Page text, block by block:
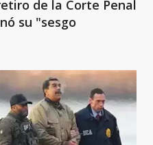
de la Corte Penal
su "sesgo